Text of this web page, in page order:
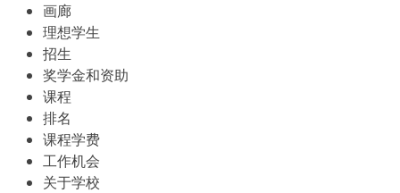
画廊
理想学生
招生
奖学金和资助
课程
排名
课程学费
工作机会
关于学校